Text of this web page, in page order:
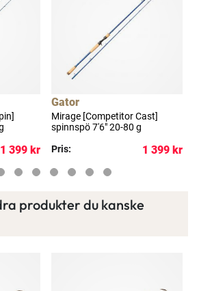
in FJ Max
med många förmåner.
frakt på alla ordrar, bonuscheck
mycket mer. Spara tusenlappar
idag!
Läs mer här
1 399 kr
Gator
Mirage [Competitor Cast]
spinnspö 7'6" 20-80 g
Pris:
1 399 kr
produkter du kanske